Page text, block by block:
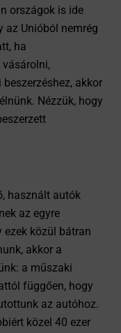
országok is ide
az Unióból nemrég
ha
akkor
Nézzük, hogy
használt autók
az egyre
ezek közül bátran
akkor a
a műszaki
függően, hogy
az autóhoz.
közel 40 ezer